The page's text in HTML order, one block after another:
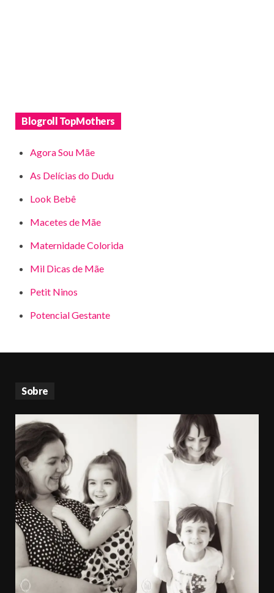
Blogroll TopMothers
Agora Sou Mãe
As Delícias do Dudu
Look Bebê
Macetes de Mãe
Maternidade Colorida
Mil Dicas de Mãe
Petit Ninos
Potencial Gestante
Sobre